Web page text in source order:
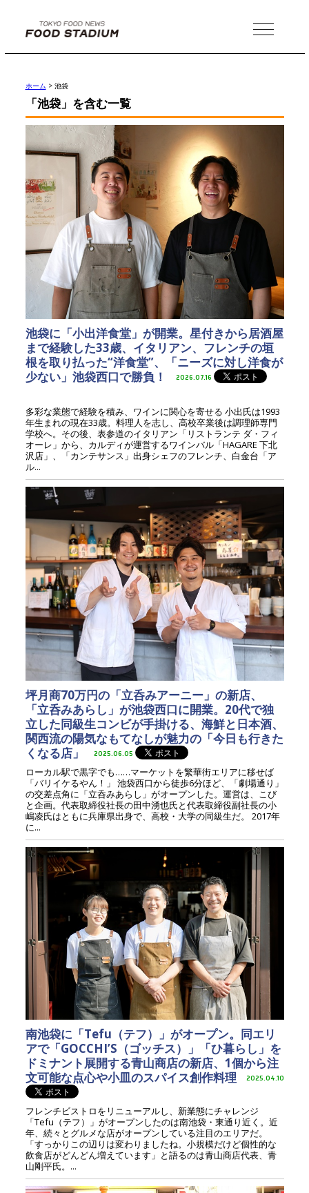
MENU
ホーム > 池袋
「池袋」を含む一覧
池袋に「小出洋食堂」が開業。星付きから居酒屋
まで経験した33歳、イタリアン、フレンチの垣
根を取り払った“洋食堂”、「ニーズに対し洋食が
少ない」池袋西口で勝負！
2026.07.16
多彩な業態で経験を積み、ワインに関心を寄せる 小出氏は1993
年生まれの現在33歳。料理人を志し、高校卒業後は調理師専門
学校へ。その後、表参道のイタリアン「リストランテ ダ・フィ
オーレ」から、カルディが運営するワインバル「HAGARE 下北
沢店」、「カンテサンス」出身シェフのフレンチ、白金台「ア
ル...
坪月商70万円の「立呑みアーニー」の新店、
「立呑みあらし」が池袋西口に開業。20代で独
立した同級生コンビが手掛ける、海鮮と日本酒、
関西流の陽気なもてなしが魅力の「今日も行きた
くなる店」
2025.06.05
ローカル駅で黒字でも……マーケットを繁華街エリアに移せば
「バリイケるやん！」 池袋西口から徒歩6分ほど、「劇場通り」
の交差点角に「立呑みあらし」がオープンした。運営は、こび
と企画。代表取締役社長の田中湧也氏と代表取締役副社長の小
嶋凌氏はともに兵庫県出身で、高校・大学の同級生だ。 2017年
に...
南池袋に「Tefu（テフ）」がオープン。同エリ
アで「GOCCHI’S（ゴッチス）」「ひ暮らし」を
ドミナント展開する青山商店の新店、1個から注
文可能な点心や小皿のスパイス創作料理
2025.04.10
フレンチビストロをリニューアルし、新業態にチャレンジ
「Tefu（テフ）」がオープンしたのは南池袋・東通り近く。近
年、続々とグルメな店がオープンしている注目のエリアだ。
「すっかりこの辺りは変わりましたね。小規模だけど個性的な
飲食店がどんどん増えています」と語るのは青山商店代表、青
山剛平氏。...